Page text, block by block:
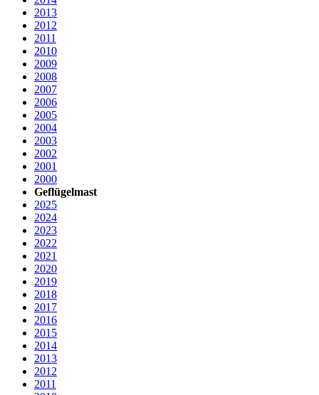
2013
2012
2011
2010
2009
2008
2007
2006
2005
2004
2003
2002
2001
2000
Geflügelmast
2025
2024
2023
2022
2021
2020
2019
2018
2017
2016
2015
2014
2013
2012
2011